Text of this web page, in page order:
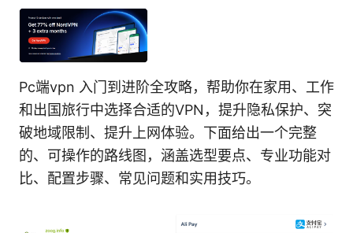
Pc端vpn 入门到进阶全攻略，帮助你在家用、工作
和出国旅行中选择合适的VPN，提升隐私保护、突
破地域限制、提升上网体验。下面给出一个完整
的、可操作的路线图，涵盖选型要点、专业功能对
比、配置步骤、常见问题和实用技巧。